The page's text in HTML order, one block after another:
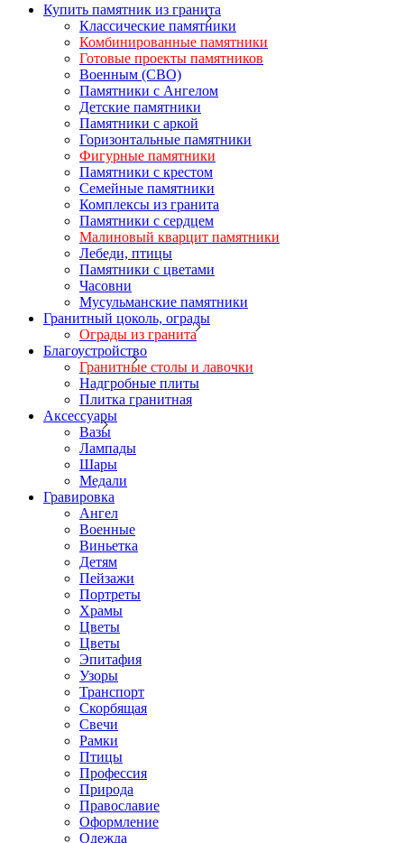
Купить памятник из гранита
Классические памятники
Комбинированные памятники
Готовые проекты памятников
Военным (СВО)
Памятники с Ангелом
Детские памятники
Памятники с аркой
Горизонтальные памятники
Фигурные памятники
Памятники с крестом
Семейные памятники
Комплексы из гранита
Памятники с сердцем
Малиновый кварцит памятники
Лебеди, птицы
Памятники с цветами
Часовни
Мусульманские памятники
Гранитный цоколь, ограды
Ограды из гранита
Благоустройство
Гранитные столы и лавочки
Надгробные плиты
Плитка гранитная
Аксессуары
Вазы
Лампады
Шары
Медали
Гравировка
Ангел
Военные
Виньетка
Детям
Пейзажи
Портреты
Храмы
Цветы
Цветы
Эпитафия
Узоры
Транспорт
Скорбящая
Свечи
Рамки
Птицы
Профессия
Природа
Православие
Оформление
Одежда